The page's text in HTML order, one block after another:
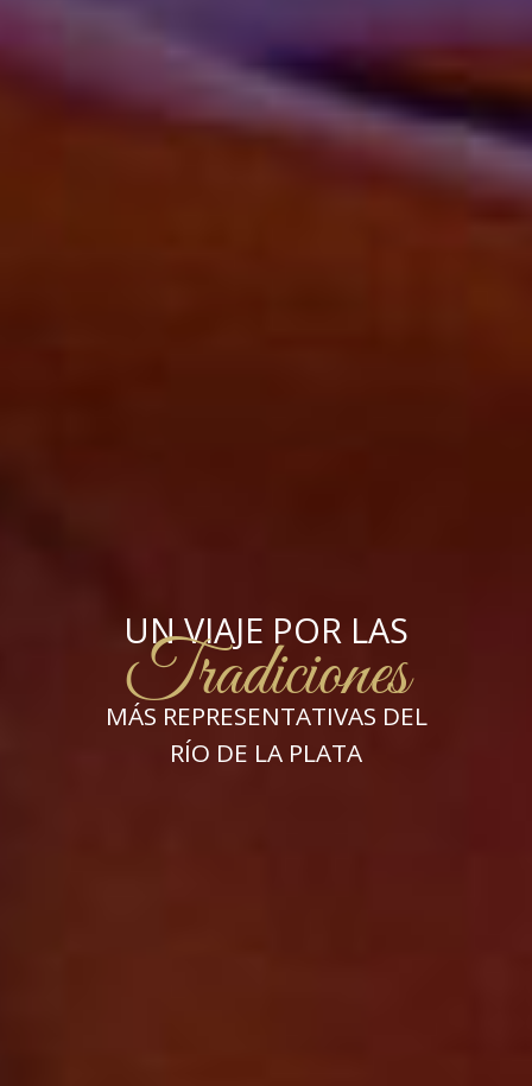
UN VIAJE POR LAS
Tradiciones
MÁS REPRESENTATIVAS DEL
RÍO DE LA PLATA